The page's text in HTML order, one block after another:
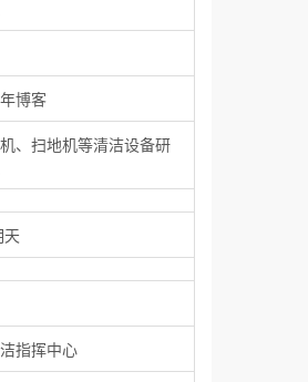
博客
、扫地机等清洁设备研
指挥中心